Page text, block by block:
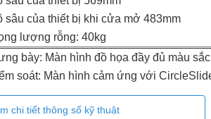
sâu của thiết bị khi cửa mở 483mm
lượng rỗng: 40kg
bày: Màn hình đồ họa đầy đủ màu sắc
soát: Màn hình cảm ứng với
lượng ngôn ngữ hiển thị: 22
sáng: LED
chi tiết thông số kỹ thuật